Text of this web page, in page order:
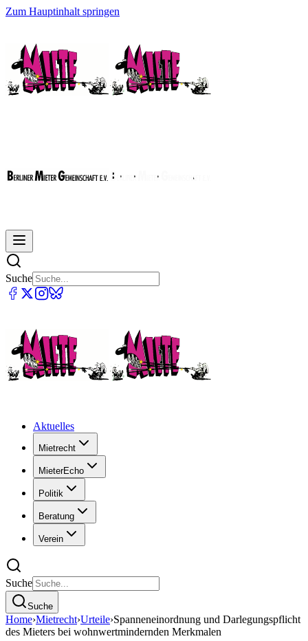
Zum Hauptinhalt springen
Suche
Aktuelles
Mietrecht
MieterEcho
Politik
Beratung
Verein
Suche
Suche
Home›Mietrecht›Urteile›Spanneneinordnung und Darlegungspflicht
des Mieters bei wohnwertmindernden Merkmalen